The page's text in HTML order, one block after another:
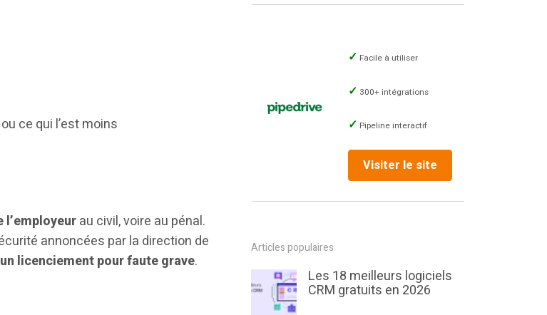
ce qui l’est moins
au civil, voire au pénal.
annoncées par la direction de
licenciement pour faute grave.
Facile à utiliser
300+ intégrations
Pipeline interactif
Visiter le site
Articles populaires
Les 18 meilleurs logiciels
CRM gratuits en 2026